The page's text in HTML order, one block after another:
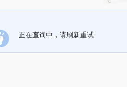
正在查询中，请刷新重试